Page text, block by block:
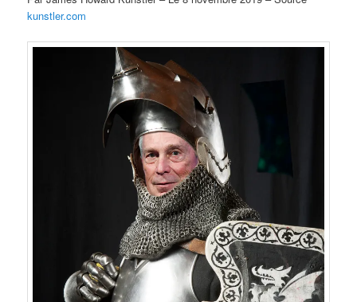
kunstler.com